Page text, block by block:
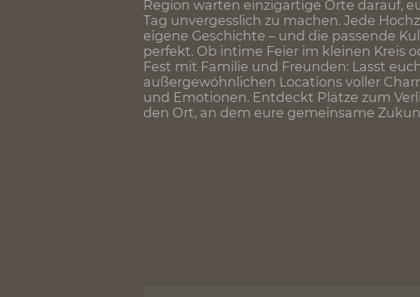
Traulocations – von
Locations in historischem
Ob romantisch am Waldrand,
Ambiente oder mit weitem Blick
Region warten einzigartige Orte
Tag unvergesslich zu machen. Jede
eigene Geschichte – und die
perfekt. Ob intime Feier im kleinen
Fest mit Familie und Freunden:
außergewöhnlichen Locations
und Emotionen. Entdeckt Plätze